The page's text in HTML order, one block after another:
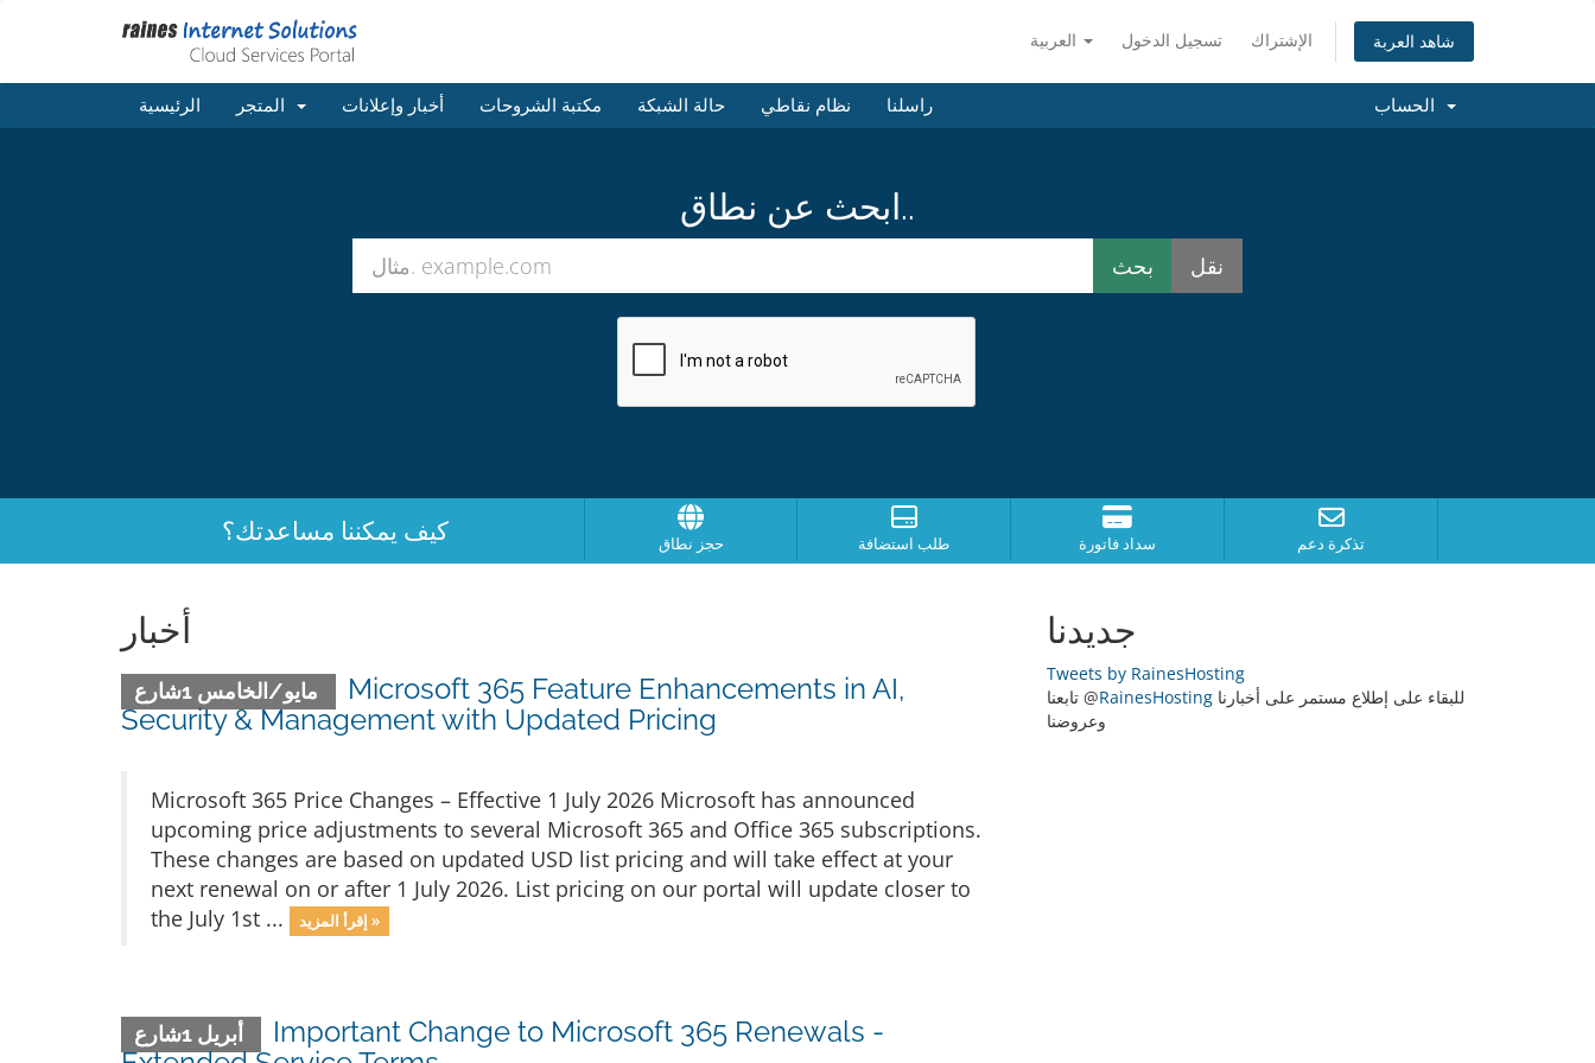
تسجيل الدخول الإشتراك شاهد العربة
الرئيسية أخبار وإعلانات مكتبة الشروحات حالة الشبكة نظام نقاطي راسلنا
ابحث عن نطاق..
كيف يمكننا مساعدتك؟ حجز نطاق طلب استضافة سداد فاتورة تذكرة دعم
أخبار
Microsoft 365 Feature Enhancements in AI,
Security & Management with Updated Pricing
Microsoft 365 Price Changes – Effective 1 July 2026 Microsoft has announced
upcoming price adjustments to several Microsoft 365 and Office 365 subscriptions.
These changes are based on updated USD list pricing and will take effect at your
next renewal on or after 1 July 2026. List pricing on our portal will update closer to
the July 1st ...
إقرأ المزيد »
Important Change to Microsoft 365 Renewals -
جديدنا
Tweets by RainesHosting
تابعنا @RainesHosting
وعروضنا